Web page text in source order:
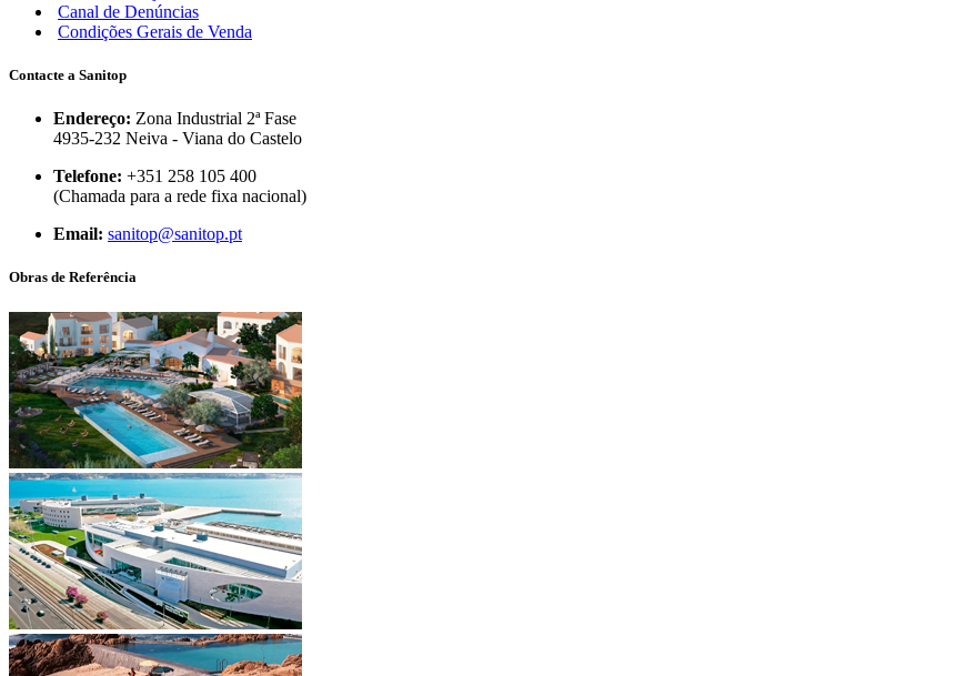
Canal de Denúncias
Condições Gerais de Venda
Contacte a Sanitop
Endereço: Zona Industrial 2ª Fase
4935-232 Neiva - Viana do Castelo
Telefone: +351 258 105 400
(Chamada para a rede fixa nacional)
Email: sanitop@sanitop.pt
Obras de Referência